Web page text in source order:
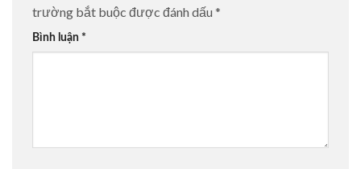
trường bắt buộc được đánh dấu *
Bình luận *